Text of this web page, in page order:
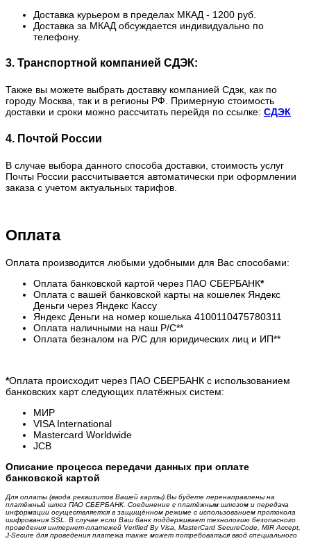
Доставка курьером в пределах МКАД - 1200 руб.
Доставка за МКАД обсуждается индивидуально по
телефону.
3. Транспортной компанией СДЭК:
Также вы можете выбрать доставку компанией Сдэк, как по
городу Москва, так и в регионы РФ. Примерную стоимость
доставки и сроки можно рассчитать перейдя по ссылке: СДЭК
4. Почтой России
В случае выбора данного способа доставки, стоимость услуг
Почты России рассчитывается автоматически при оформлении
заказа с учетом актуальных тарифов.
Оплата
Оплата производится любыми удобными для Вас способами:
Оплата банковской картой через ПАО СБЕРБАНК*
Оплата с вашей банковской карты на кошелек Яндекс
Деньги через Яндекс Кассу
Яндекс Деньги на номер кошелька 4100110475780311
Оплата наличными на наш Р/С**
Оплата безналом на Р/С для юридических лиц и ИП**
*Оплата происходит через ПАО СБЕРБАНК с использованием
банковских карт следующих платёжных систем:
МИР
VISA International
Mastercard Worldwide
JCB
Описание процесса передачи данных при оплате
банковской картой
Для оплаты (ввода реквизитов Вашей карты) Вы будете перенаправлены на
платёжный шлюз ПАО СБЕРБАНК. Соединение с платёжным шлюзом и передача
информации осуществляется в защищённом режиме с использованием протокола
шифрования SSL. В случае если Ваш банк поддерживает технологию безопасного
проведения интернет-платежей Verified By Visa, MasterCard SecureCode, MIR Accept,
J-Secure для проведения платежа также может потребоваться ввод специального